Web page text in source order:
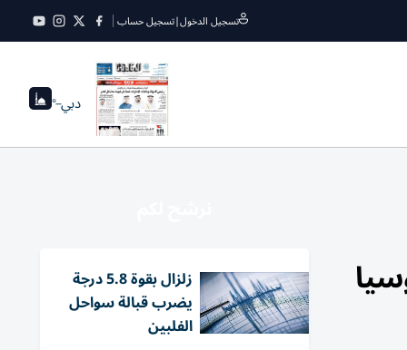
تسجيل الدخول|تسجيل حساب
دبي--°
زلزال بقوة 5.8 درجة
يضرب قبالة سواحل
الفلبين